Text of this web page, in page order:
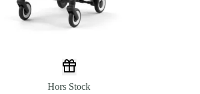
Hors Stock